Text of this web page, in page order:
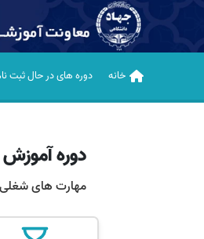
خانه دوره های در حال ثبت
دوره
مهارت های شغلی